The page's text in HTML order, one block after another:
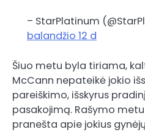
– StarPlatinum
balandžio 12 d
Šiuo metu byla tiriama,
McCann nepateikė jokio
pareiškimo, išskyrus
pasakojimą. Rašymo
pranešta apie jokius